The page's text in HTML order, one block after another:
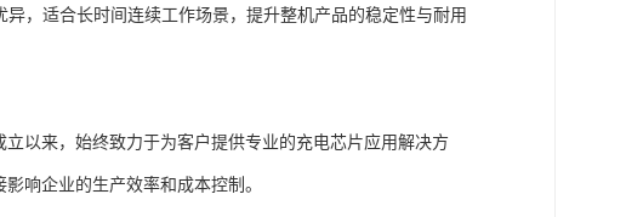
，适合长时间连续工作场景，提升整机产品的稳定性与耐用
以来，始终致力于为客户提供专业的充电芯片应用解决方
响企业的生产效率和成本控制。